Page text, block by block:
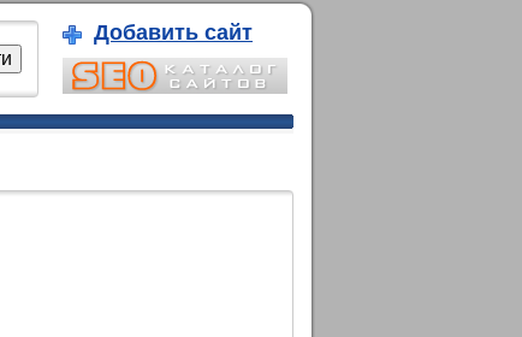
Добавить сайт